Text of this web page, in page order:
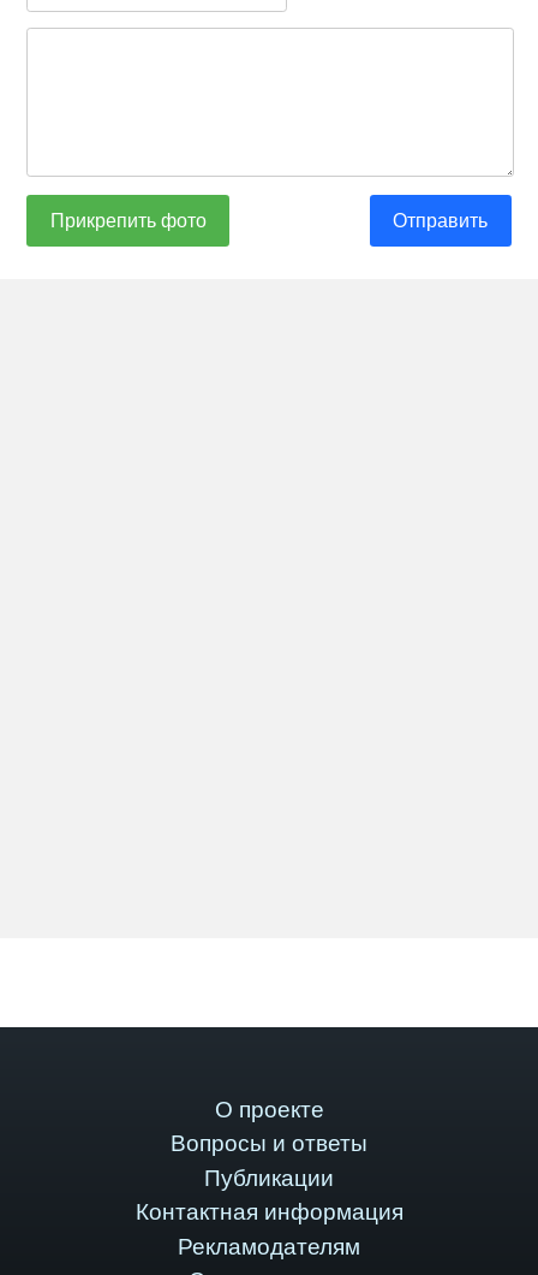
Прикрепить фото Отправить
О проекте
Вопросы и ответы
Публикации
Контактная информация
Рекламодателям